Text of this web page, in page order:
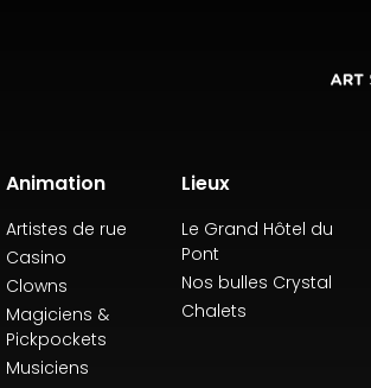
Animation
Artistes de rue
Casino
Clowns
Magiciens &
Pickpockets
Musiciens
Lieux
Le Grand Hôtel du
Pont
Nos bulles Crystal
Chalets